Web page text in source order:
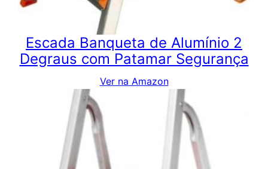
Escada Banqueta de Alumínio 2
Degraus com Patamar Segurança
Ver na Amazon